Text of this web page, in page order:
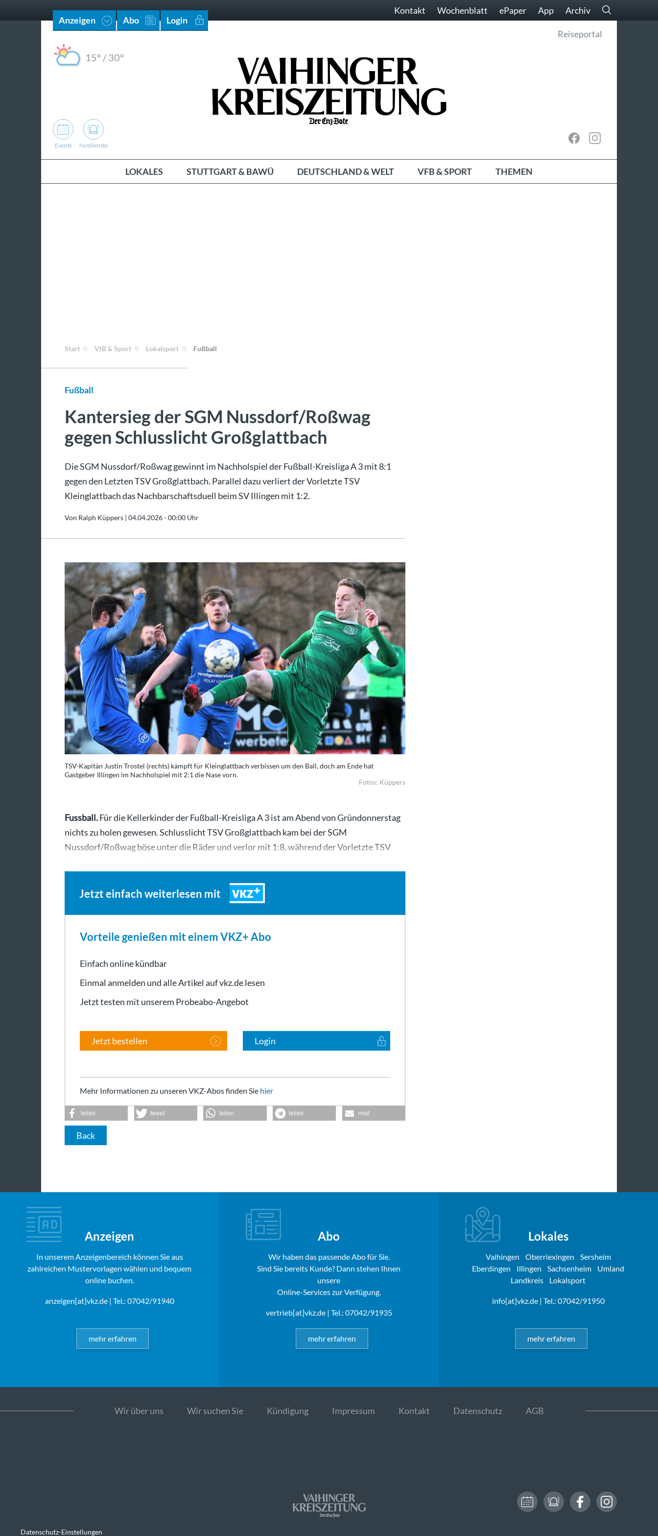
Anzeigen Abo Login
Kontakt Wochenblatt ePaper App Archiv
15° /30°
Reiseportal
Events Notdienste
LOKALES STUTTGART & BAWÜ DEUTSCHLAND & WELT VFB & SPORT THEMEN
Start VfB & Sport Lokalsport Fußball
Fußball
Kantersieg der SGM Nussdorf/Roßwag
gegen Schlusslicht Großglattbach
Die SGM Nussdorf/Roßwag gewinnt im Nachholspiel der Fußball-Kreisliga A 3 mit 8:1
gegen den Letzten TSV Großglattbach. Parallel dazu verliert der Vorletzte TSV
Kleinglattbach das Nachbarschaftsduell beim SV Illingen mit 1:2.
Von Ralph Küppers | 04.04.2026 - 00:00 Uhr
TSV-Kapitän Justin Trostel (rechts) kämpft für Kleinglattbach verbissen um den Ball, doch am Ende hat
Gastgeber Illingen im Nachholspiel mit 2:1 die Nase vorn.
Fotos: Küppers
Fussball.Für die Kellerkinder der Fußball-Kreisliga A 3 ist am Abend von Gründonnerstag
nichts zu holen gewesen. Schlusslicht TSV Großglattbach kam bei der SGM
Nussdorf/Roßwag böse unter die Räder und verlor mit 1:8, während der Vorletzte TSV
Jetzt einfach weiterlesen mit VKZ
Vorteile genießen mit einem VKZ+ Abo
Einfach online kündbar
Einmal anmelden und alle Artikel auf vkz.de lesen
Jetzt testen mit unserem Probeabo-Angebot
Jetzt bestellen Login
Mehr Informationen zu unseren VKZ-Abos finden Sie hier
teilen tweet teilen teilen mail
Back
Anzeigen
In unserem Anzeigenbereich können Sie aus
zahlreichen Mustervorlagen wählen und bequem
online buchen.
anzeigen[at]vkz.de| Tel.: 07042/91940
mehr erfahren
Abo
Wir haben das passende Abo für Sie.
Sind Sie bereits Kunde? Dann stehen Ihnen
unsere
Online-Services zur Verfügung.
vertrieb[at]vkz.de| Tel.: 07042/91935
mehr erfahren
Lokales
Vaihingen Oberriexingen
Sersheim
Eberdingen
Illingen Sachsenheim
Umland
Landkreis
Lokalsport
info[at]vkz.de| Tel.: 07042/91950
mehr erfahren
Wir über uns Wir suchen Sie Kündigung Impressum Kontakt Datenschutz AGB
Datenschutz-Einstellungen